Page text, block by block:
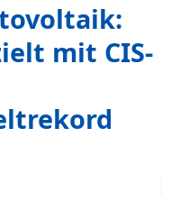
mit CIS-